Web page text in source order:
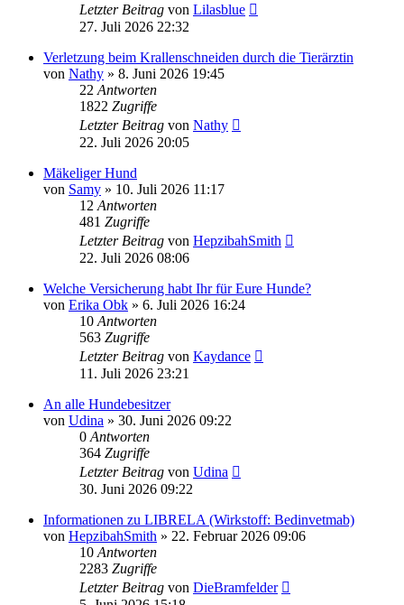
Letzter Beitrag von Lilasblue
27. Juli 2026 22:32
Verletzung beim Krallenschneiden durch die Tierärztin
von Nathy » 8. Juni 2026 19:45
22 Antworten
1822 Zugriffe
Letzter Beitrag von Nathy
22. Juli 2026 20:05
Mäkeliger Hund
von Samy » 10. Juli 2026 11:17
12 Antworten
481 Zugriffe
Letzter Beitrag von HepzibahSmith
22. Juli 2026 08:06
Welche Versicherung habt Ihr für Eure Hunde?
von Erika Obk » 6. Juli 2026 16:24
10 Antworten
563 Zugriffe
Letzter Beitrag von Kaydance
11. Juli 2026 23:21
An alle Hundebesitzer
von Udina » 30. Juni 2026 09:22
0 Antworten
364 Zugriffe
Letzter Beitrag von Udina
30. Juni 2026 09:22
Informationen zu LIBRELA (Wirkstoff: Bedinvetmab)
von HepzibahSmith » 22. Februar 2026 09:06
10 Antworten
2283 Zugriffe
Letzter Beitrag von DieBramfelder